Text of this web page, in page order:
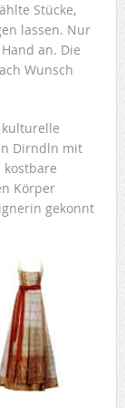
Stücke,
lassen. Nur
an. Die
Wunsch
Dirndln mit
Körper
gekonnt